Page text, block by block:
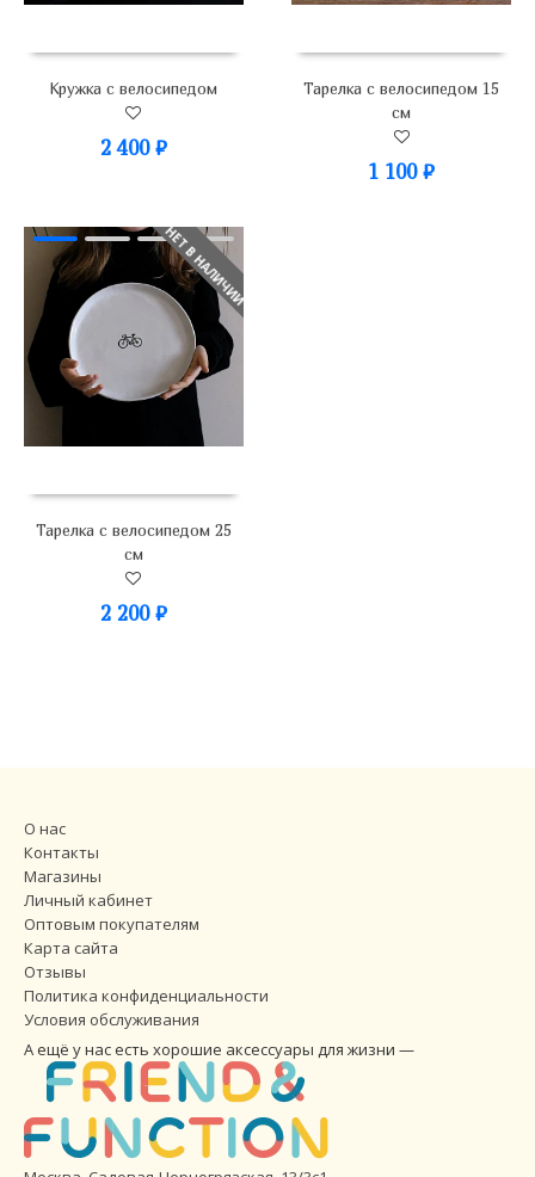
Кружка с велосипедом
2 400 ₽
Тарелка с велосипедом 15
см
1 100₽
НЕТ В НАЛИЧИИ
Тарелка с велосипедом 25
см
2 200 ₽
О нас
Контакты
Магазины
Личный кабинет
Оптовым покупателям
Карта сайта
Отзывы
Политика конфиденциальности
Условия обслуживания
А ещё у нас есть хорошие аксессуары для жизни —